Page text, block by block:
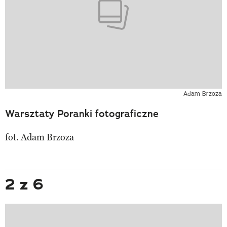
Adam Brzoza
Warsztaty Poranki fotograficzne
fot. Adam Brzoza
2 z 6